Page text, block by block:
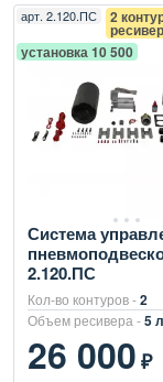
арт. 2.120.ПС 2
установка 10 500
Система
2.120.ПС
Кол-во контуров -2
Объем ресивера -5 л
26 000₽